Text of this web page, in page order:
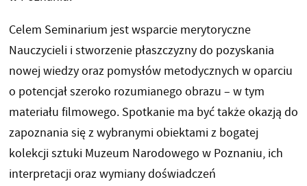
Celem Seminarium jest wsparcie merytoryczne
Nauczycieli i stworzenie płaszczyzny do pozyskania
nowej wiedzy oraz pomysłów metodycznych w oparciu
o potencjał szeroko rozumianego obrazu – w tym
materiału filmowego. Spotkanie ma być także okazją do
zapoznania się z wybranymi obiektami z bogatej
kolekcji sztuki Muzeum Narodowego w Poznaniu, ich
interpretacji oraz wymiany doświadczeń